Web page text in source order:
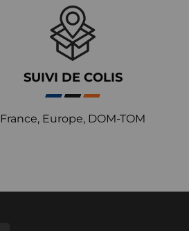
SUIVI DE COLIS
France, Europe, DOM-TOM